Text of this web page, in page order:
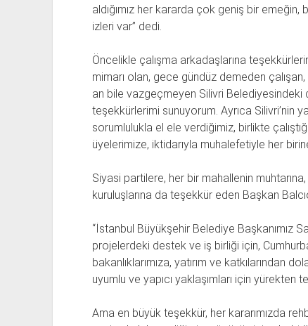
aldığımız her kararda çok geniş bir emeğin,
izleri var” dedi.
Öncelikle çalışma arkadaşlarına
mimarı olan, gece gündüz demeden
an bile vazgeçmeyen Silivri Belediyesindeki
teşekkürlerimi sunuyorum. Ayrıca Silivri’nin
sorumlulukla el ele verdiğimiz, birlikte
üyelerimize, iktidarıyla muhalefetiyle her
Siyasi partilere, her bir mahallenin
kuruluşlarına da teşekkür eden Başkan
“İstanbul Büyükşehir Belediye Başkanımız
projelerdeki destek ve iş birliği için,
bakanlıklarımıza, yatırım ve katkılarından
uyumlu ve yapıcı yaklaşımları için yürekten
Ama en büyük teşekkür, her kararımızda